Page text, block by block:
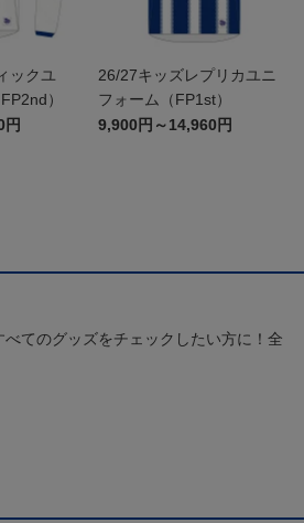
ックユ
）
円
26/27キッズレプリカユニ
フォーム（FP1st）
9,900円～14,960円
てのグッズをチェックしたい方に！全